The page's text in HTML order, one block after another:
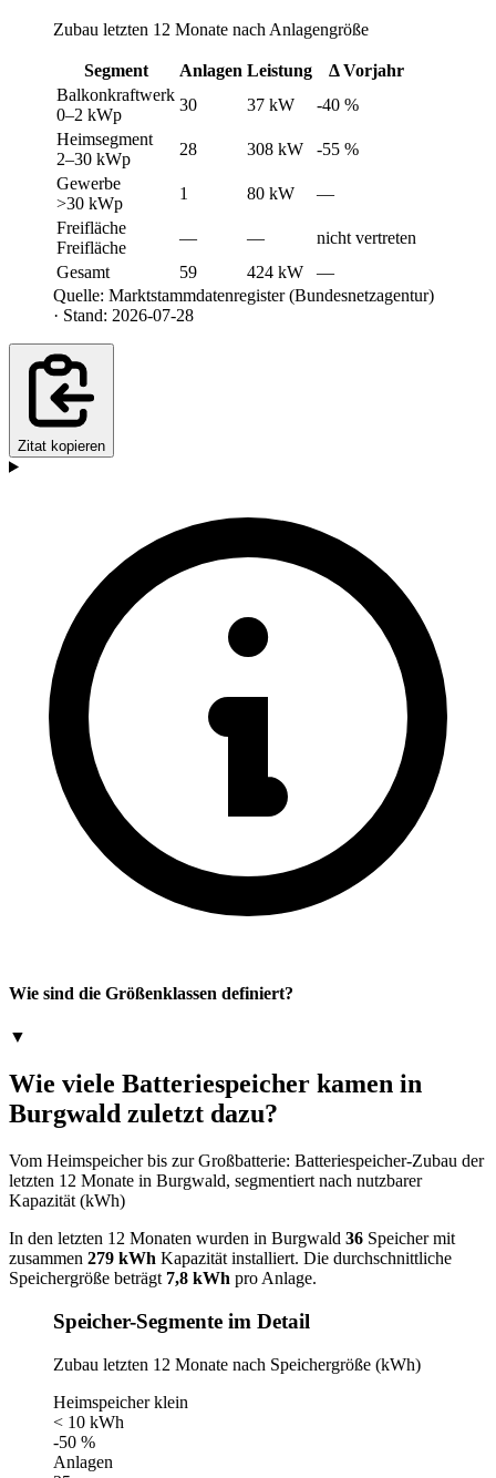
Zubau letzten 12 Monate nach Anlagengröße
Segment Anlagen Leistung
Δ Vorjahr
Balkonkraftwerk
0–2 kWp
30 37 kW
-40 %
Heimsegment
2–30 kWp
28 308 kW
-55 %
Gewerbe
>30 kWp
1 80 kW
—
Freifläche
Freifläche
— —
nicht vertreten
Gesamt
59 424 kW
—
Quelle: Marktstammdatenregister (Bundesnetzagentur)
· Stand: 2026-07-28
Zitat kopieren
Wie sind die Größenklassen definiert?
▼
Wie viele Batteriespeicher kamen in
Burgwald zuletzt dazu?
Vom Heimspeicher bis zur Großbatterie: Batteriespeicher-Zubau der
letzten 12 Monate in Burgwald, segmentiert nach nutzbarer
Kapazität (kWh)
In den letzten 12 Monaten wurden in Burgwald 36 Speicher mit
zusammen 279 kWh Kapazität installiert. Die durchschnittliche
Speichergröße beträgt 7,8 kWh pro Anlage.
Speicher-Segmente im Detail
Zubau letzten 12 Monate nach Speichergröße (kWh)
Heimspeicher klein
< 10 kWh
-50 %
Anlagen